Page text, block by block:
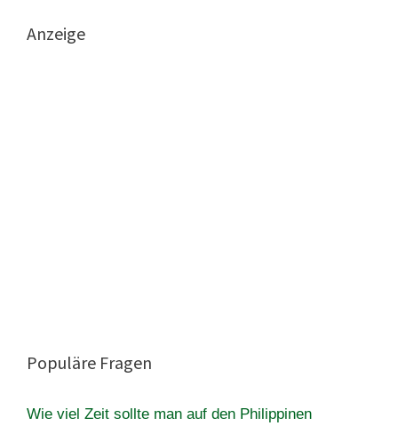
Anzeige
Populäre Fragen
Wie viel Zeit sollte man auf den Philippinen